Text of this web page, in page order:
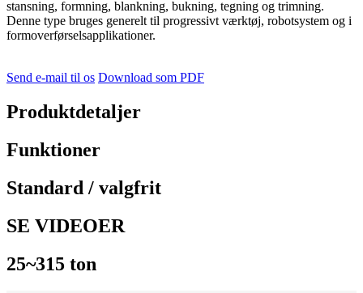
stansning, formning, blankning, bukning, tegning og trimning.
Denne type bruges generelt til progressivt værktøj, robotsystem og i
formoverførselsapplikationer.
Send e-mail til os Download som PDF
Produktdetaljer
Funktioner
Standard / valgfrit
SE VIDEOER
25~315 ton